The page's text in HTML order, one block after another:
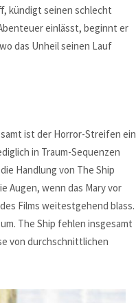
kündigt seinen schlecht
einlässt, beginnt er
das Unheil seinen Lauf
ist der Horror-Streifen ein
in Traum-Sequenzen
Handlung von The Ship
Augen, wenn das Mary vor
Films weitestgehend blass.
The Ship fehlen insgesamt
von durchschnittlichen